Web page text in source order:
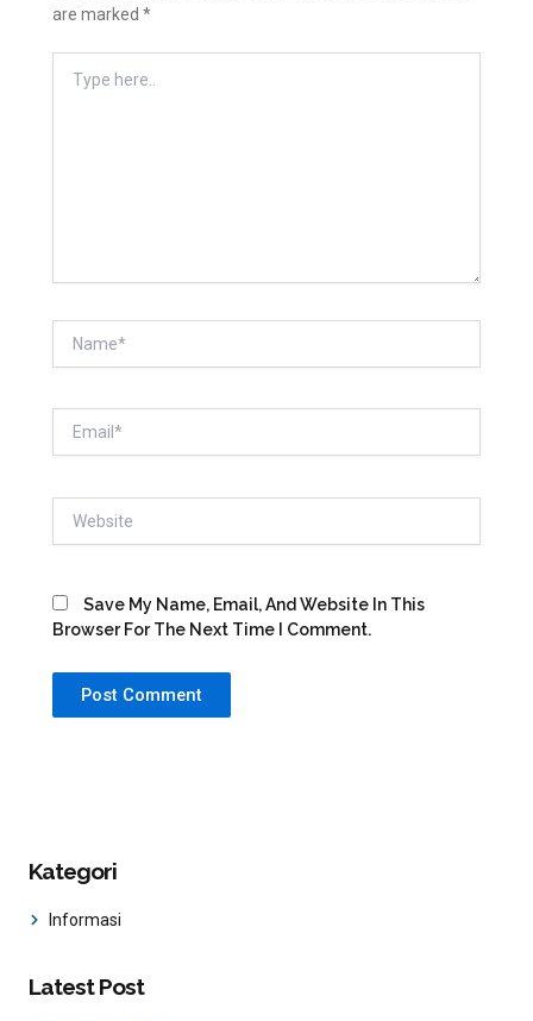
are marked *
Here..
Save My Name, Email, And Website In This
Browser For The Next Time I Comment.
Kategori
Informasi
Latest Post